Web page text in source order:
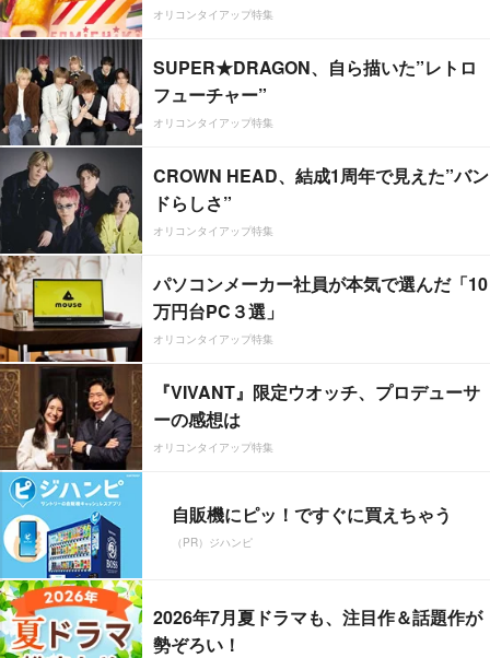
オリコンタイアップ特集
SUPER★DRAGON、自ら描いた”レトロ
フューチャー”
オリコンタイアップ特集
CROWN HEAD、結成1周年で見えた”バン
ドらしさ”
オリコンタイアップ特集
パソコンメーカー社員が本気で選んだ「10
万円台PC３選」
オリコンタイアップ特集
『VIVANT』限定ウオッチ、プロデューサ
ーの感想は
オリコンタイアップ特集
自販機にピッ！ですぐに買えちゃう
（PR）ジハンピ
2026年7月夏ドラマも、注目作＆話題作が
勢ぞろい！